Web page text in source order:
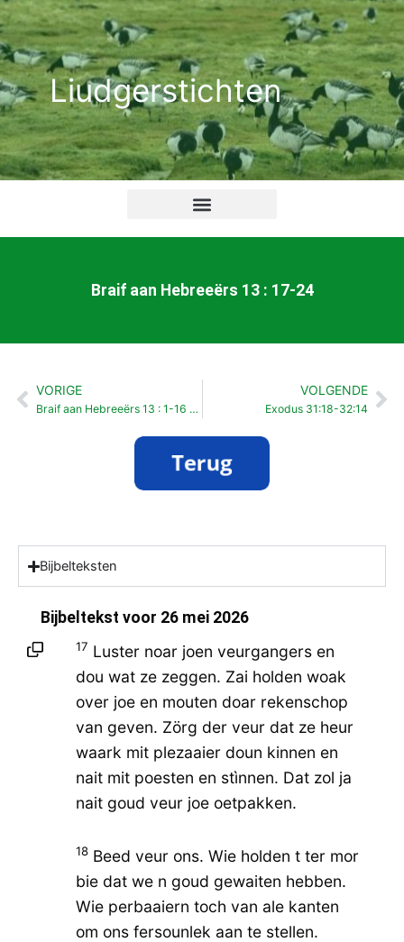
Ga
naar
de
inhoudLiudgerstichten
Braif aan Hebreeërs 13 : 17-24
Vorige
VORIGE
Braif aan Hebreeërs 13 : 1-16 Pinkstermoandag
VOLGENDE
Exodus 31:18-32:14
Bijbelteksten
Bijbeltekst voor 26 mei 2026
17 Luster noar joen veurgangers en
dou wat ze zeggen. Zai holden woak
over joe en mouten doar rekenschop
van geven. Zörg der veur dat ze heur
waark mit plezaaier doun kinnen en
nait mit poesten en stìnnen. Dat zol ja
nait goud veur joe oetpakken.
18Beed veur ons. Wie holden t ter mor
bie dat we n goud gewaiten hebben.
Wie perbaaiern toch van ale kanten
om ons fersounlek aan te stellen.